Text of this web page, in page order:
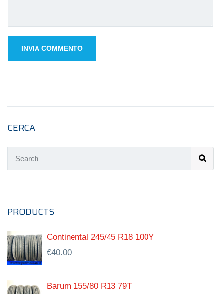
CERCA
PRODUCTS
Continental 245/45 R18 100Y
€40.00
Barum 155/80 R13 79T